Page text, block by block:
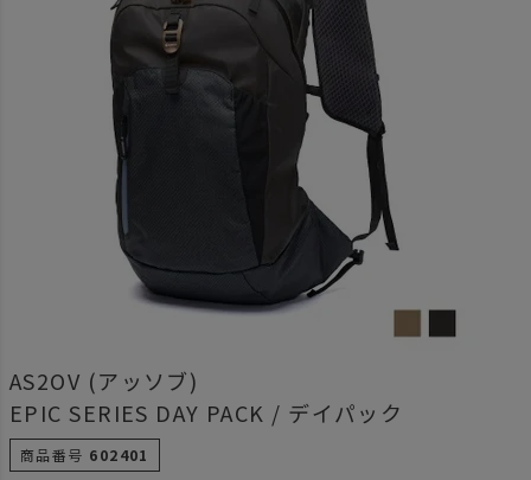
AS2OV (アッソブ)
EPIC SERIES DAY PACK / デイパック
商品番号 602401